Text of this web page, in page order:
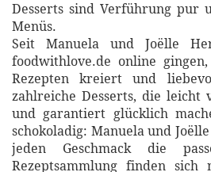
Desserts sind Verführung pur
Menüs.
Seit Manuela und Joëlle
foodwithlove.de online
Rezepten kreiert und
zahlreiche Desserts, die
und garantiert glücklich
schokoladig: Manuela und
jeden Geschmack die
Rezeptsammlung finden sich